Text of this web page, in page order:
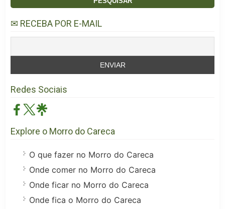
✉ RECEBA POR E-MAIL
Redes Sociais
Explore o Morro do Careca
O que fazer no Morro do Careca
Onde comer no Morro do Careca
Onde ficar no Morro do Careca
Onde fica o Morro do Careca